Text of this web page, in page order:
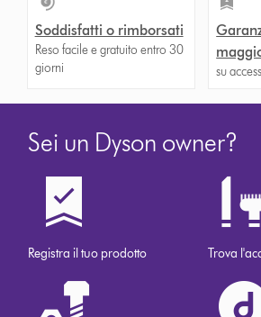
Soddisfatti o rimborsati
Reso facile e gratuito entro 30
giorni
su
Sei un Dyson owner?
Registra il tuo prodotto Trova